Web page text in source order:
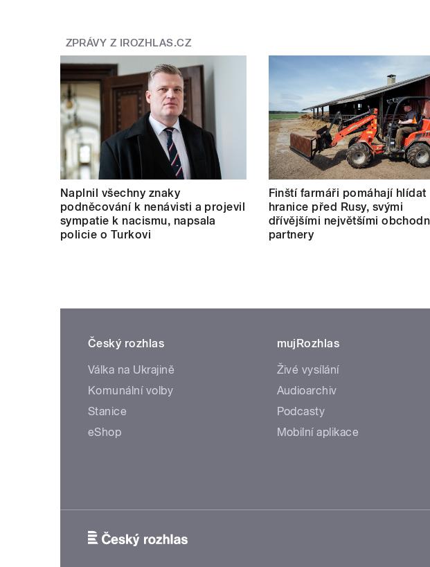
ZPRÁVY Z IROZHLAS.CZ
Naplnil všechny znaky
podněcování k nenávisti a projevil
sympatie k nacismu, napsala
policie o Turkovi
Finští farmáři pomáhají hlídat
hranice před Rusy, svými
dřívějšími největšími
partnery
Český rozhlas
Válka na Ukrajině
Komunální volby
Stanice
eShop
mujRozhlas
Živé vysílání
Audioarchiv
Podcasty
Mobilní aplikace